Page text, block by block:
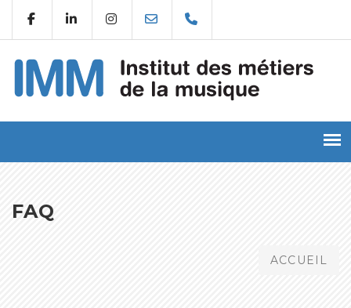
FAQ
ACCUEIL